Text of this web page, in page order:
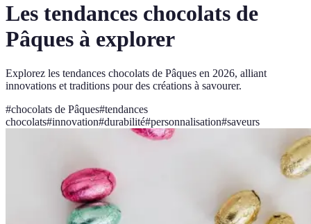
Les tendances chocolats de
Pâques à explorer
Explorez les tendances chocolats de Pâques en 2026, alliant
innovations et traditions pour des créations à savourer.
#chocolats de Pâques#tendances
chocolats#innovation#durabilité#personnalisation#saveurs